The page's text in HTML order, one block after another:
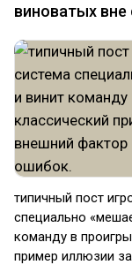
виноватых вне
типичный пост
специально
команду в
пример иллюзии